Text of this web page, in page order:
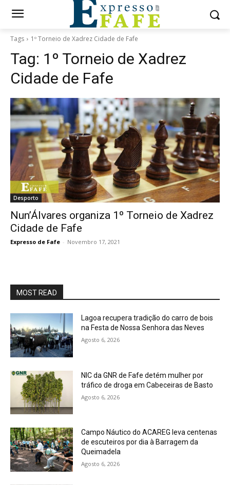
Tags 1º Torneio de Xadrez Cidade de Fafe
Tag: 1º Torneio de Xadrez
Cidade de Fafe
Desporto
Nun’Álvares organiza 1º Torneio de Xadrez
Cidade de Fafe
Expresso de Fafe - Novembro 17, 2021
MOST READ
Lagoa recupera tradição do carro de bois
na Festa de Nossa Senhora das Neves
Agosto 6, 2026
NIC da GNR de Fafe detém mulher por
tráfico de droga em Cabeceiras de Basto
Agosto 6, 2026
Campo Náutico do ACAREG leva centenas
de escuteiros por dia à Barragem da
Queimadela
Agosto 6, 2026